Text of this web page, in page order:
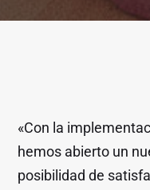
«Con la
hemos abierto un
posibilidad de